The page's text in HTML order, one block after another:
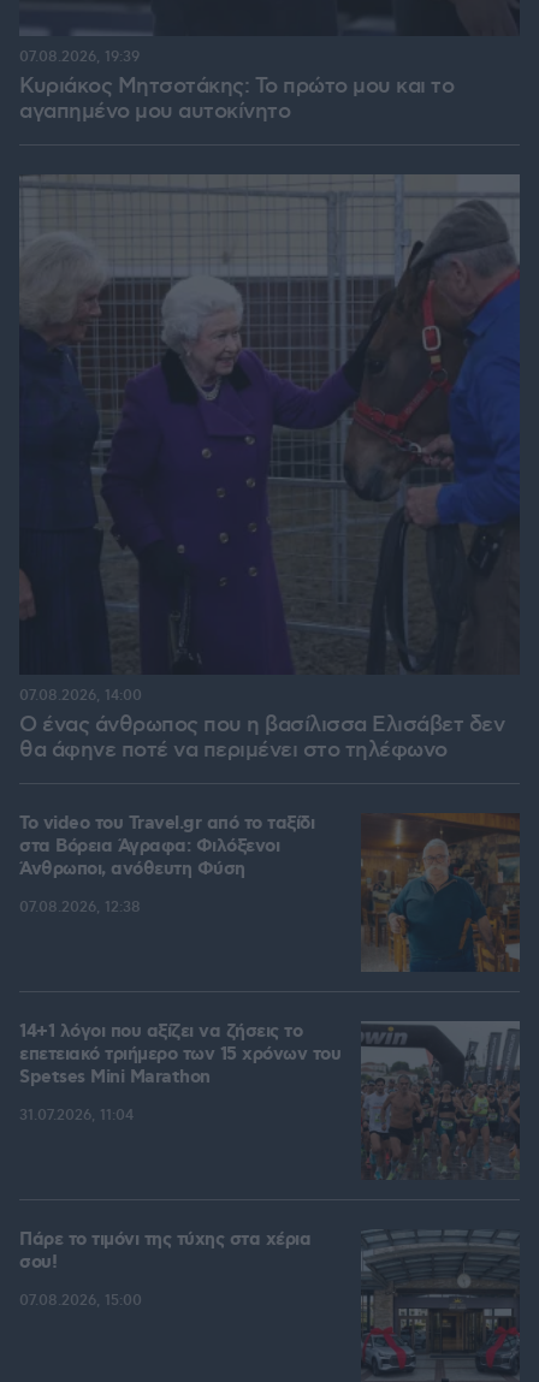
Κυριάκος Μητσοτάκης: Το πρώτο μου και το
αγαπημένο μου αυτοκίνητο
07.08.2026, 19:39
Ο ένας άνθρωπος που η βασίλισσα Ελισάβετ δεν
θα άφηνε ποτέ να περιμένει στο τηλέφωνο
07.08.2026, 14:00
To video του Travel.gr από το ταξίδι
στα Βόρεια Άγραφα: Φιλόξενοι
Άνθρωποι, ανόθευτη Φύση
07.08.2026, 12:38
14+1 λόγοι που αξίζει να ζήσεις το
επετειακό τριήμερο των 15 χρόνων του
Spetses Mini Marathon
31.07.2026, 11:04
Πάρε το τιμόνι της τύχης στα χέρια
σου!
07.08.2026, 15:00